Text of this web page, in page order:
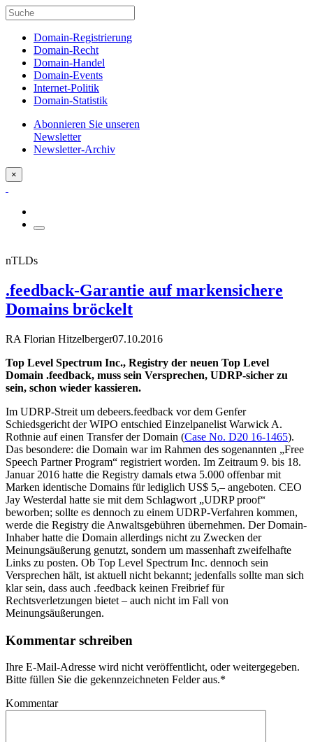
Domain-Registrierung
Domain-Recht
Domain-Handel
Domain-Events
Internet-Politik
Domain-Statistik
Abonnieren Sie unseren
Newsletter
Newsletter-Archiv
×
nTLDs
.feedback-Garantie auf markensichere
Domains bröckelt
RA Florian Hitzelberger07.10.2016
Top Level Spectrum Inc., Registry der neuen Top Level
Domain .feedback, muss sein Versprechen, UDRP-sicher zu
sein, schon wieder kassieren.
Im UDRP-Streit um debeers.feedback vor dem Genfer
Schiedsgericht der WIPO entschied Einzelpanelist Warwick A.
Rothnie auf einen Transfer der Domain (Case No. D20 16-1465).
Das besondere: die Domain war im Rahmen des sogenannten „Free
Speech Partner Program“ registriert worden. Im Zeitraum 9. bis 18.
Januar 2016 hatte die Registry damals etwa 5.000 offenbar mit
Marken identische Domains für lediglich US$ 5,– angeboten. CEO
Jay Westerdal hatte sie mit dem Schlagwort „UDRP proof“
beworben; sollte es dennoch zu einem UDRP-Verfahren kommen,
werde die Registry die Anwaltsgebühren übernehmen. Der Domain-
Inhaber hatte die Domain allerdings nicht zu Zwecken der
Meinungsäußerung genutzt, sondern um massenhaft zweifelhafte
Links zu posten. Ob Top Level Spectrum Inc. dennoch sein
Versprechen hält, ist aktuell nicht bekannt; jedenfalls sollte man sich
klar sein, dass auch .feedback keinen Freibrief für
Rechtsverletzungen bietet – auch nicht im Fall von
Meinungsäußerungen.
Kommentar schreiben
Ihre E-Mail-Adresse wird nicht veröffentlicht, oder weitergegeben.
Bitte füllen Sie die gekennzeichneten Felder aus.*
Kommentar